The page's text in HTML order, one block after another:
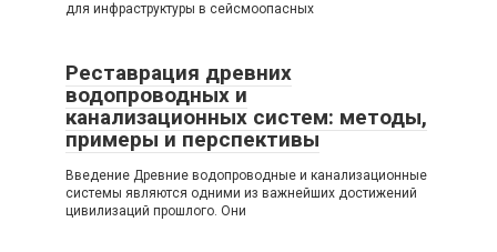
для инфраструктуры в сейсмоопасных
Реставрация древних
водопроводных и
канализационных систем: методы,
примеры и перспективы
Введение Древние водопроводные и канализационные
системы являются одними из важнейших достижений
цивилизаций прошлого. Они